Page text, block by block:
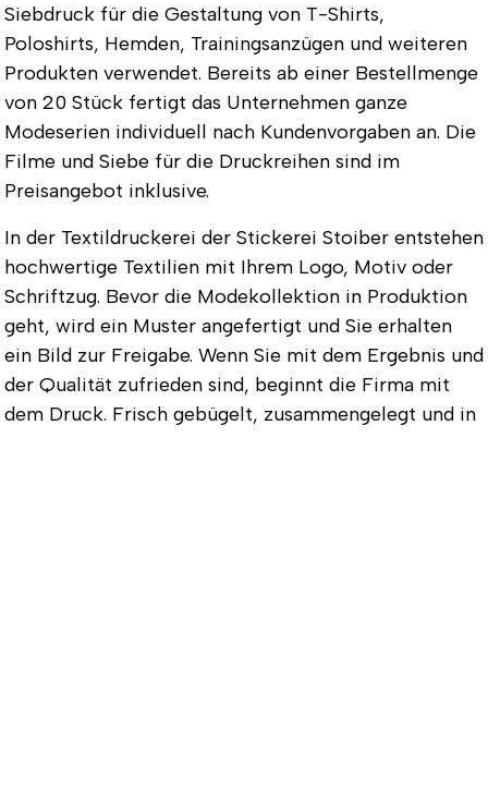
Siebdruck für die Gestaltung von T-Shirts,
Poloshirts, Hemden, Trainingsanzügen und weiteren
Produkten verwendet. Bereits ab einer Bestellmenge
von 20 Stück fertigt das Unternehmen ganze
Modeserien individuell nach Kundenvorgaben an. Die
Filme und Siebe für die Druckreihen sind im
Preisangebot inklusive.
In der Textildruckerei der Stickerei Stoiber entstehen
hochwertige Textilien mit Ihrem Logo, Motiv oder
Schriftzug. Bevor die Modekollektion in Produktion
geht, wird ein Muster angefertigt und Sie erhalten
ein Bild zur Freigabe. Wenn Sie mit dem Ergebnis und
der Qualität zufrieden sind, beginnt die Firma mit
dem Druck. Frisch gebügelt, zusammengelegt und in